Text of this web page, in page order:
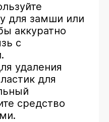
для замши или
аккуратно
с
удаления
для
средство